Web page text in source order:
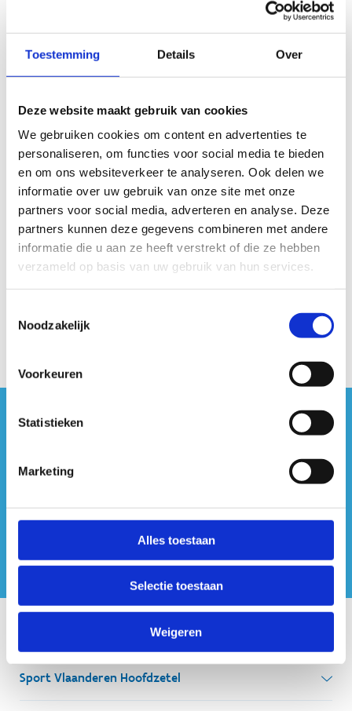
Toestemming Details Over
Deze website maakt gebruik van cookies
We gebruiken cookies om content en advertenties te
personaliseren, om functies voor social media te bieden
en om ons websiteverkeer te analyseren. Ook delen we
informatie over uw gebruik van onze site met onze
partners voor social media, adverteren en analyse. Deze
partners kunnen deze gegevens combineren met andere
informatie die u aan ze heeft verstrekt of die ze hebben
verzameld op basis van uw gebruik van hun services.
Noodzakelijk
Voorkeuren
Statistieken
Marketing
Alles toestaan
Selectie toestaan
Weigeren
#sportersbelevenmeer
Sport Vlaanderen Hoofdzetel